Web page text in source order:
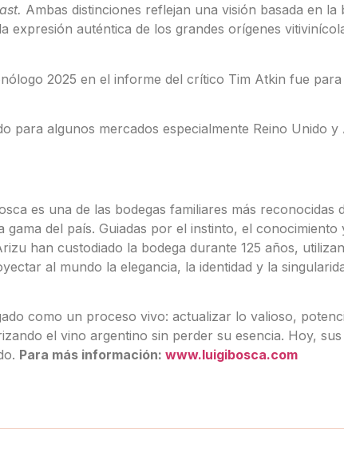
Ambas distinciones reflejan una visión basada en la
expresión auténtica de los grandes orígenes
2025 en el informe del crítico Tim Atkin fue para
para algunos mercados especialmente Reino Unido y
es una de las bodegas familiares más reconocidas
del país. Guiadas por el instinto, el conocimiento
han custodiado la bodega durante 125 años,
al mundo la elegancia, la identidad y la
como un proceso vivo: actualizar lo valioso,
el vino argentino sin perder su esencia. Hoy,
Para más información: www.luigibosca.com